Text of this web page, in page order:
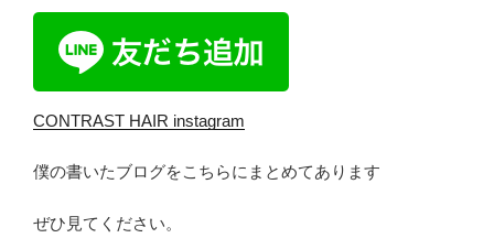
CONTRAST HAIR instagram
僕の書いたブログをこちらにまとめてあります
ぜひ見てください。